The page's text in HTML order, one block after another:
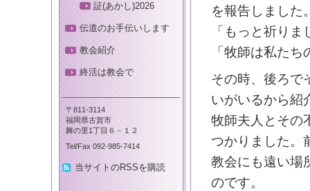
を報告しました
「もっと祈り
「牧師は私た
その時、後ろで
いがいるから紹
牧師夫人とその
つかりました。
教会にも遠い場
のです。
証(あかし)2026
伝道のお手伝いします
教会紹介
終活は教会で
〒811-3114
福岡県古賀市
舞の里1丁目６－１２
Tel/Fax 092-985-7414
当サイトのRSSを購読